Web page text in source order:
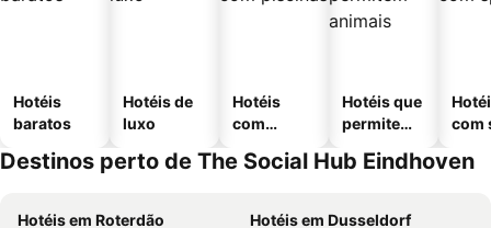
Hotéis
baratos
Hotéis de
luxo
Hotéis
com
Hotéis que
permitem
com
Destinos perto de The Social Hub Eindhoven
Hotéis em Roterdão
Hotéis em Dusseldorf